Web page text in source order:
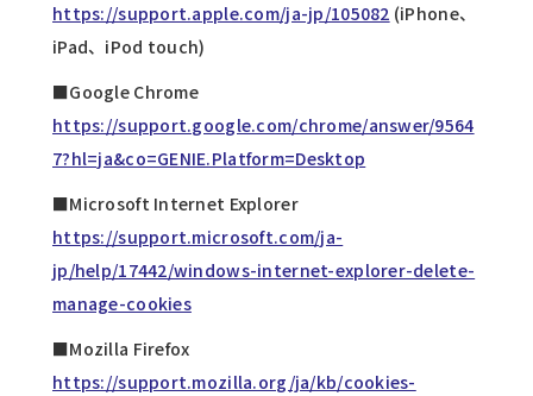
https://support.apple.com/ja-jp/105082 (iPhone、
iPad、iPod touch)
■Google Chrome
https://support.google.com/chrome/answer/9564
7?hl=ja&co=GENIE.Platform=Desktop
■Microsoft Internet Explorer
https://support.microsoft.com/ja-
jp/help/17442/windows-internet-explorer-delete-
manage-cookies
■Mozilla Firefox
https://support.mozilla.org/ja/kb/cookies-